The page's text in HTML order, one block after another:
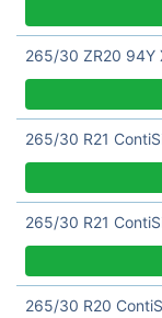
265/30 ZR20 94Y
265/30 R21
265/30 R21
265/30 R20